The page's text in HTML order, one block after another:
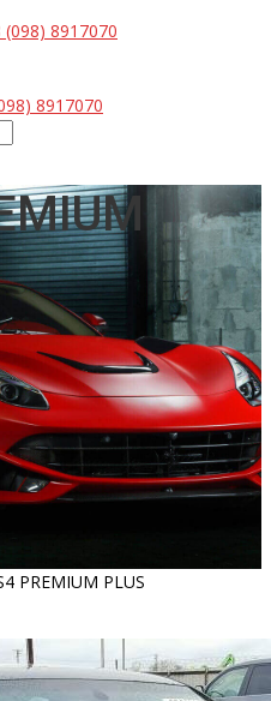
8917070
8917070
PREMIUM PLUS